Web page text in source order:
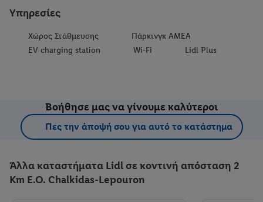
Υπηρεσίες
Χώρος Στάθμευσης
Πάρκινγκ ΑΜΕΑ
EV charging station
Wi-Fi Lidl Plus
Βοήθησε μας να γίνουμε καλύτεροι
Πες την άποψή σου για αυτό το κατάστημα
Άλλα καταστήματα Lidl σε κοντινή απόσταση 2
Km E.O. Chalkidas-Lepouron